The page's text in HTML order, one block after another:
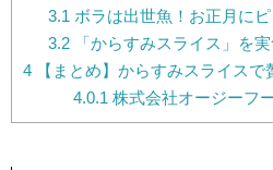
3.1ボラは出世魚！お正月にピ
3.2「からすみスライス」を実
4 【まとめ】からすみスライスで
4.0.1株式会社オージーフ